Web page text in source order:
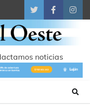
TwitterFacebook
noticias